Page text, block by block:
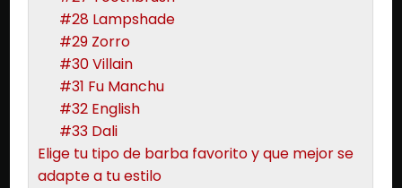
#28 Lampshade
#29 Zorro
#30 Villain
#31 Fu Manchu
#32 English
#33 Dali
Elige tu tipo de barba favorito y que mejor se
adapte a tu estilo